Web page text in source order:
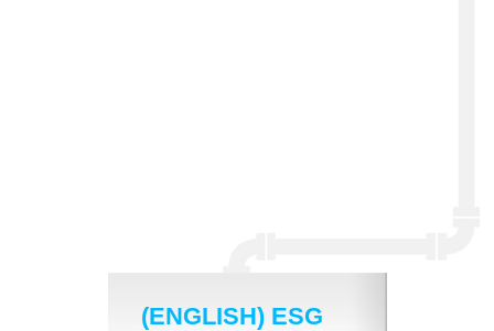
(ENGLISH) ESG